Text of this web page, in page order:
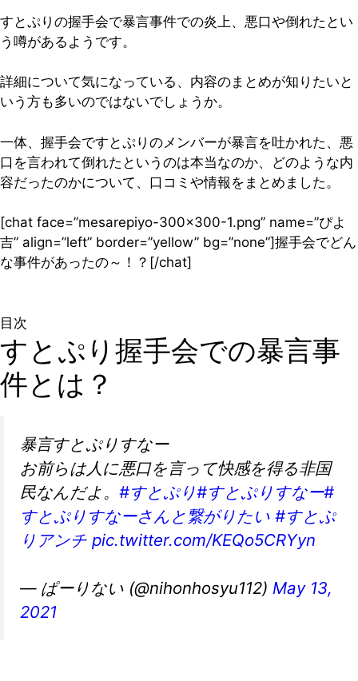
すとぷりの握手会で暴言事件での炎上、悪口や倒れたとい
う噂があるようです。
詳細について気になっている、内容のまとめが知りたいと
いう方も多いのではないでしょうか。
一体、握手会ですとぷりのメンバーが暴言を吐かれた、悪
口を言われて倒れたというのは本当なのか、どのような内
容だったのかについて、口コミや情報をまとめました。
[chat face=”mesarepiyo-300×300-1.png” name=”ぴよ
吉” align=”left” border=”yellow” bg=”none”]握手会でどん
な事件があったの～！？[/chat]
目次
すとぷり握手会での暴言事
件とは？
暴言すとぷりすなー
お前らは人に悪口を言って快感を得る非国
民なんだよ。 #すとぷり#すとぷりすなー#
すとぷりすなーさんと繋がりたい #すとぷ
りアンチ pic.twitter.com/KEQo5CRYyn
— ぱーりない (@nihonhosyu112) May 13,
2021